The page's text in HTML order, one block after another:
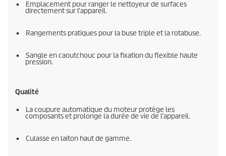
Emplacement pour ranger le nettoyeur de surfaces
directement sur l'appareil.
Rangements pratiques pour la buse triple et la rotabuse.
Sangle en caoutchouc pour la fixation du flexible haute
pression.
Qualité
La coupure automatique du moteur protège les
composants et prolonge la durée de vie de l’appareil.
Culasse en laiton haut de gamme.